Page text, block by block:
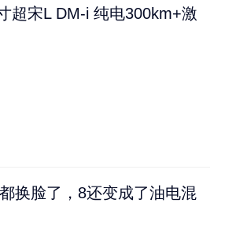
超宋L DM-i 纯电300km+激
换脸了，8还变成了油电混